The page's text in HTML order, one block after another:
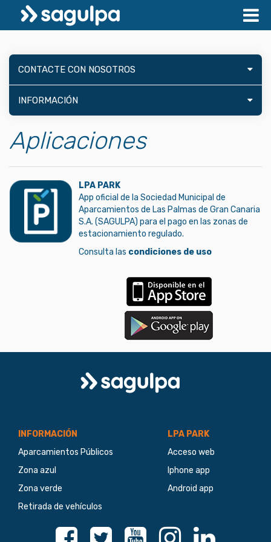
CONTACTE CON NOSOTROS
INFORMACIÓN
Aplicaciones
LPA PARK
App oficial de la Sociedad Municipal de
Aparcamientos de Las Palmas de Gran Canaria
S.A. (SAGULPA) para el pago en las zonas de
estacionamiento regulado.
Consulta las condiciones de uso
Logo
Sagulpa
INFORMACIÓN
Aparcamientos Públicos
Zona azul
Zona verde
Retirada de vehículos
LPA PARK
Acceso web
Iphone app
Android app
Facebook Twitter Youtube Instagram Linkedin